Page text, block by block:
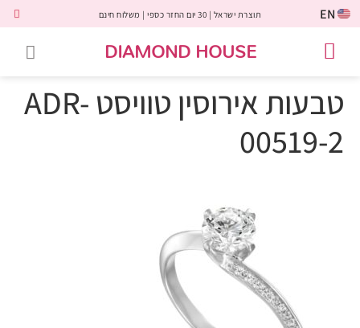
EN תוצרת ישראל | 30 יום החזר כספי | משלוח חינם
DIAMOND HOUSE
טבעות אירוסין טוויסט ADR-
00519-2